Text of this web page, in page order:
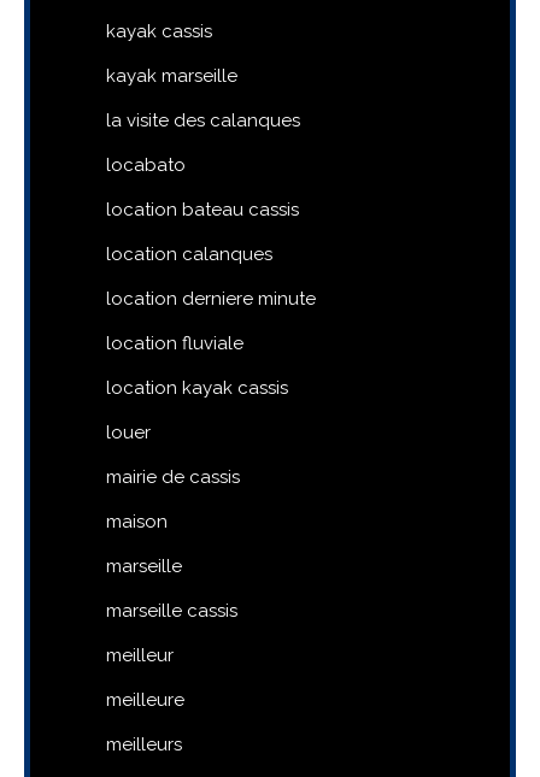
kayak cassis
kayak marseille
la visite des calanques
locabato
location bateau cassis
location calanques
location derniere minute
location fluviale
location kayak cassis
louer
mairie de cassis
maison
marseille
marseille cassis
meilleur
meilleure
meilleurs